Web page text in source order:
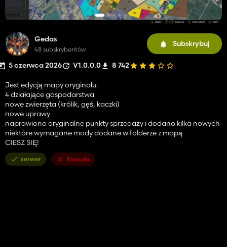
Gedas
48 subskrybentów
Subskrybuj
5 czerwca 2026 V1.0.0.0 8 742
Jest edycją mapy oryginału.
4 działające gospodarstwa
nowe zwierzęta (królik, gęś, kaczki)
nowe uprawy
naprawiono oryginalne punkty sprzedaży i dodano kilka nowych
niektóre wymagane mody dodane w folderze z mapą
CIESZ SIĘ!
serwer Konsole